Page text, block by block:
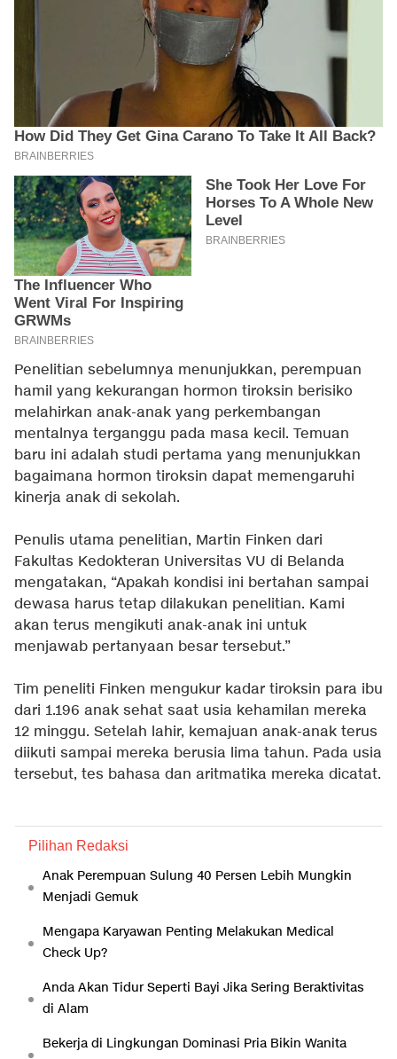
Penelitian sebelumnya menunjukkan, perempuan
hamil yang kekurangan hormon tiroksin berisiko
melahirkan anak-anak yang perkembangan
mentalnya terganggu pada masa kecil. Temuan
baru ini adalah studi pertama yang menunjukkan
bagaimana hormon tiroksin dapat memengaruhi
kinerja anak di sekolah.
Penulis utama penelitian, Martin Finken dari
Fakultas Kedokteran Universitas VU di Belanda
mengatakan, “Apakah kondisi ini bertahan sampai
dewasa harus tetap dilakukan penelitian. Kami
akan terus mengikuti anak-anak ini untuk
menjawab pertanyaan besar tersebut.”
Tim peneliti Finken mengukur kadar tiroksin para ibu
dari 1.196 anak sehat saat usia kehamilan mereka
12 minggu. Setelah lahir, kemajuan anak-anak terus
diikuti sampai mereka berusia lima tahun. Pada usia
tersebut, tes bahasa dan aritmatika mereka dicatat.
Pilihan Redaksi
Anak Perempuan Sulung 40 Persen Lebih Mungkin
Menjadi Gemuk
Mengapa Karyawan Penting Melakukan Medical
Check Up?
Anda Akan Tidur Seperti Bayi Jika Sering Beraktivitas
di Alam
Bekerja di Lingkungan Dominasi Pria Bikin Wanita